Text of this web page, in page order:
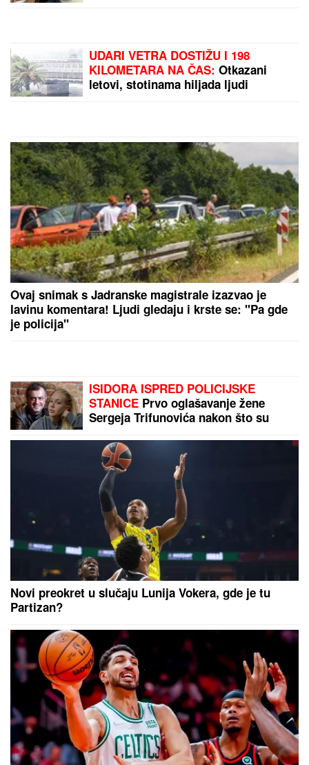
UDARI VETRA DOSTIŽU I 198
KILOMETARA NA ČAS: Otkazani
letovi, stotinama hiljada ljudi
Ovaj snimak s Jadranske magistrale izazvao je
lavinu komentara! Ljudi gledaju i krste se: "Pa gde
je policija"
ISIDORA ISPRED POLICIJSKE
STANICE Prvo oglašavanje žene
Sergeja Trifunovića nakon što su
zato sam došla"
Novi preokret u slučaju Lunija Vokera, gde je tu
Partizan?